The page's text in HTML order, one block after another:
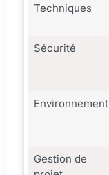
Techniques
Sécurité
Environnement
Gestion de